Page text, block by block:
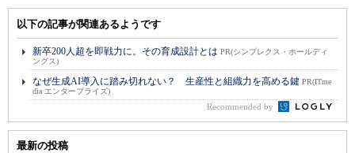
以下の記事が関連あるようです
新卒200人超を即戦力に。その育成設計とは PR(シンプレクス・ホールディ
ングス)
なぜ生成AI導入に踏み切れない？ 生産性と組織力を高める鍵 PR(ITme
dia エンタープライズ)
Recommended by
最新の投稿